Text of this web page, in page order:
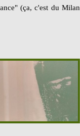
(ça, c'est du Milan